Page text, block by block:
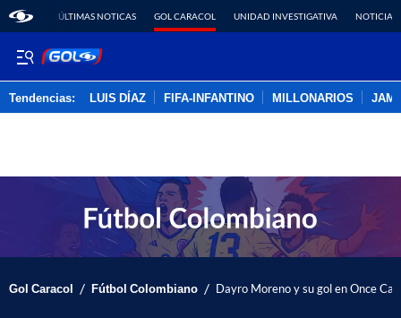
ÚLTIMAS NOTICAS GOL CARACOL UNIDAD INVESTIGATIVA NOTICIAS
Tendencias: LUIS DÍAZ FIFA-INFANTINO MILLONARIOS
Gol Caracol / Fútbol Colombiano / Dayro Moreno y su gol en Once